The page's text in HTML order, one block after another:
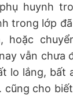
huynh
trong lớp
hoặc
vẫn chưa
lo lắng, bất
cũng cho